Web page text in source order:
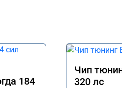
184
Чип
320 лс